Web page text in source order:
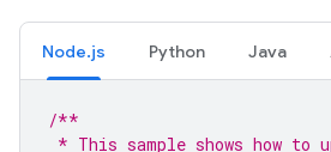
Node.js Python Java
/**
* This sample shows how to